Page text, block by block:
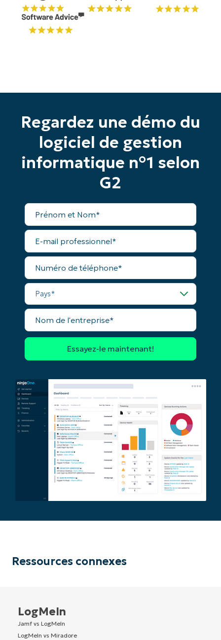
Regardez une démo du
logiciel de gestion
informatique n°1 selon
G2
Prénom
Nom*
E-
mail
professionnel*
Numéro
téléphone*
Pays*
Nom
l'entreprise*
Ressources connexes
LogMeIn
Jamf vs LogMeIn
LogMeIn vs Miradore
Commencez votre essai de 14 jours
toutes les fonctionnalités.
Prénom
email*
Company
name*